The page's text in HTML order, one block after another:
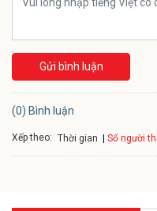
Gửi bình luận
(0) Bình luận
Xếp theo: Thời gian Số người